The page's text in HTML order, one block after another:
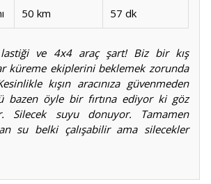
50 km 57 dk
lastiği ve 4x4 araç şart! Biz bir kış
küreme ekiplerini beklemek zorunda
kışın aracınıza güvenmeden
bazen öyle bir fırtına ediyor ki göz
Silecek suyu donuyor. Tamamen
su belki çalışabilir ama silecekler